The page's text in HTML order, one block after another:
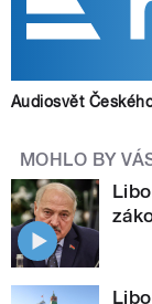
Audiosvět
MOHLO BY